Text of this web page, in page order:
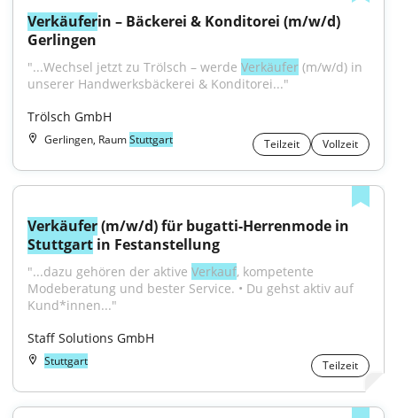
Verkäuferin – Bäckerei & Konditorei (m/w/d)
Gerlingen
"...Wechsel jetzt zu Trölsch – werde Verkäufer (m/w/d) in
unserer Handwerksbäckerei & Konditorei..."
Trölsch GmbH
Gerlingen, RaumStuttgart Teilzeit Vollzeit
Verkäufer
Stuttgart in Festanstellung
"...dazu gehören der aktive Verkauf, kompetente
Modeberatung und bester Service. • Du gehst aktiv auf
Kund*innen..."
Staff Solutions GmbH
Stuttgart Teilzeit